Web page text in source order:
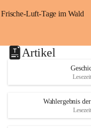
Frische-Luft-Tage im Wald
Artikel
Wahlergebnis